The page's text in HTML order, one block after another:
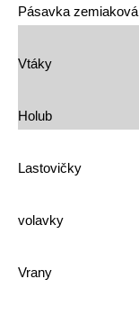
Pásavka zemiaková
Vtáky
Holub
Lastovičky
volavky
Vrany